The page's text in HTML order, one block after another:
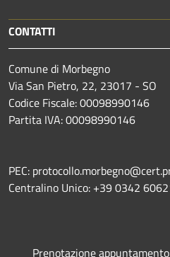
CONTATTI
Comune di Morbegno
Via San Pietro, 22, 23017 - SO
Codice Fiscale: 00098990146
Partita IVA: 00098990146
PEC:
Centralino Unico: +39 0342
Prenotazione appuntamento